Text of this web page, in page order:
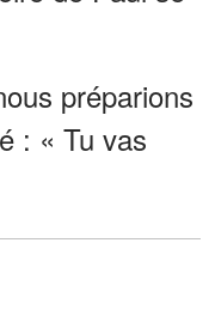
préparions
: « Tu vas